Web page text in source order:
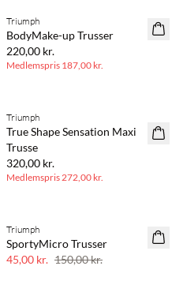
Triumph
BodyMake-up Trusser
220,00 kr.
Medlemspris 187,00 kr.
Triumph
True Shape Sensation Maxi
Trusse
320,00 kr.
Medlemspris272,00 kr.
70% rabat
Få tilbage
Triumph
SportyMicro Trusser
45,00 kr. 150,00 kr.